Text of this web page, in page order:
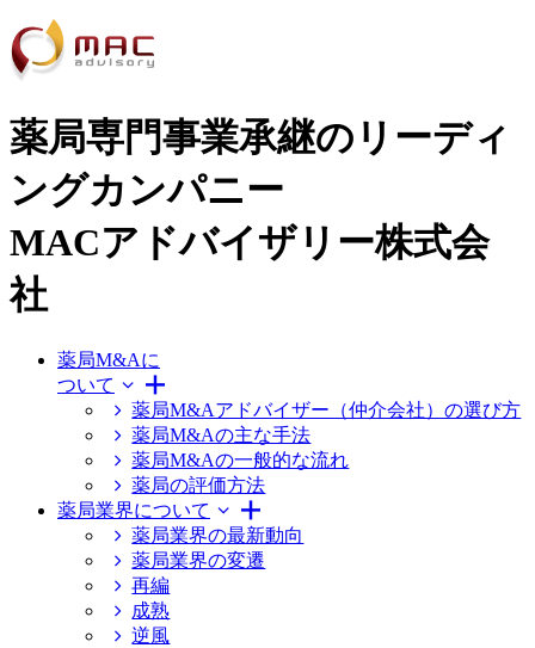
薬局専門事業承継のリーディ
ングカンパニー
MACアドバイザリー株式会
社
薬局M&Aに
ついて
薬局M&Aアドバイザー（仲介会社）の選び方
薬局M&Aの主な手法
薬局M&Aの一般的な流れ
薬局の評価方法
薬局業界について
薬局業界の最新動向
薬局業界の変遷
再編
成熟
逆風